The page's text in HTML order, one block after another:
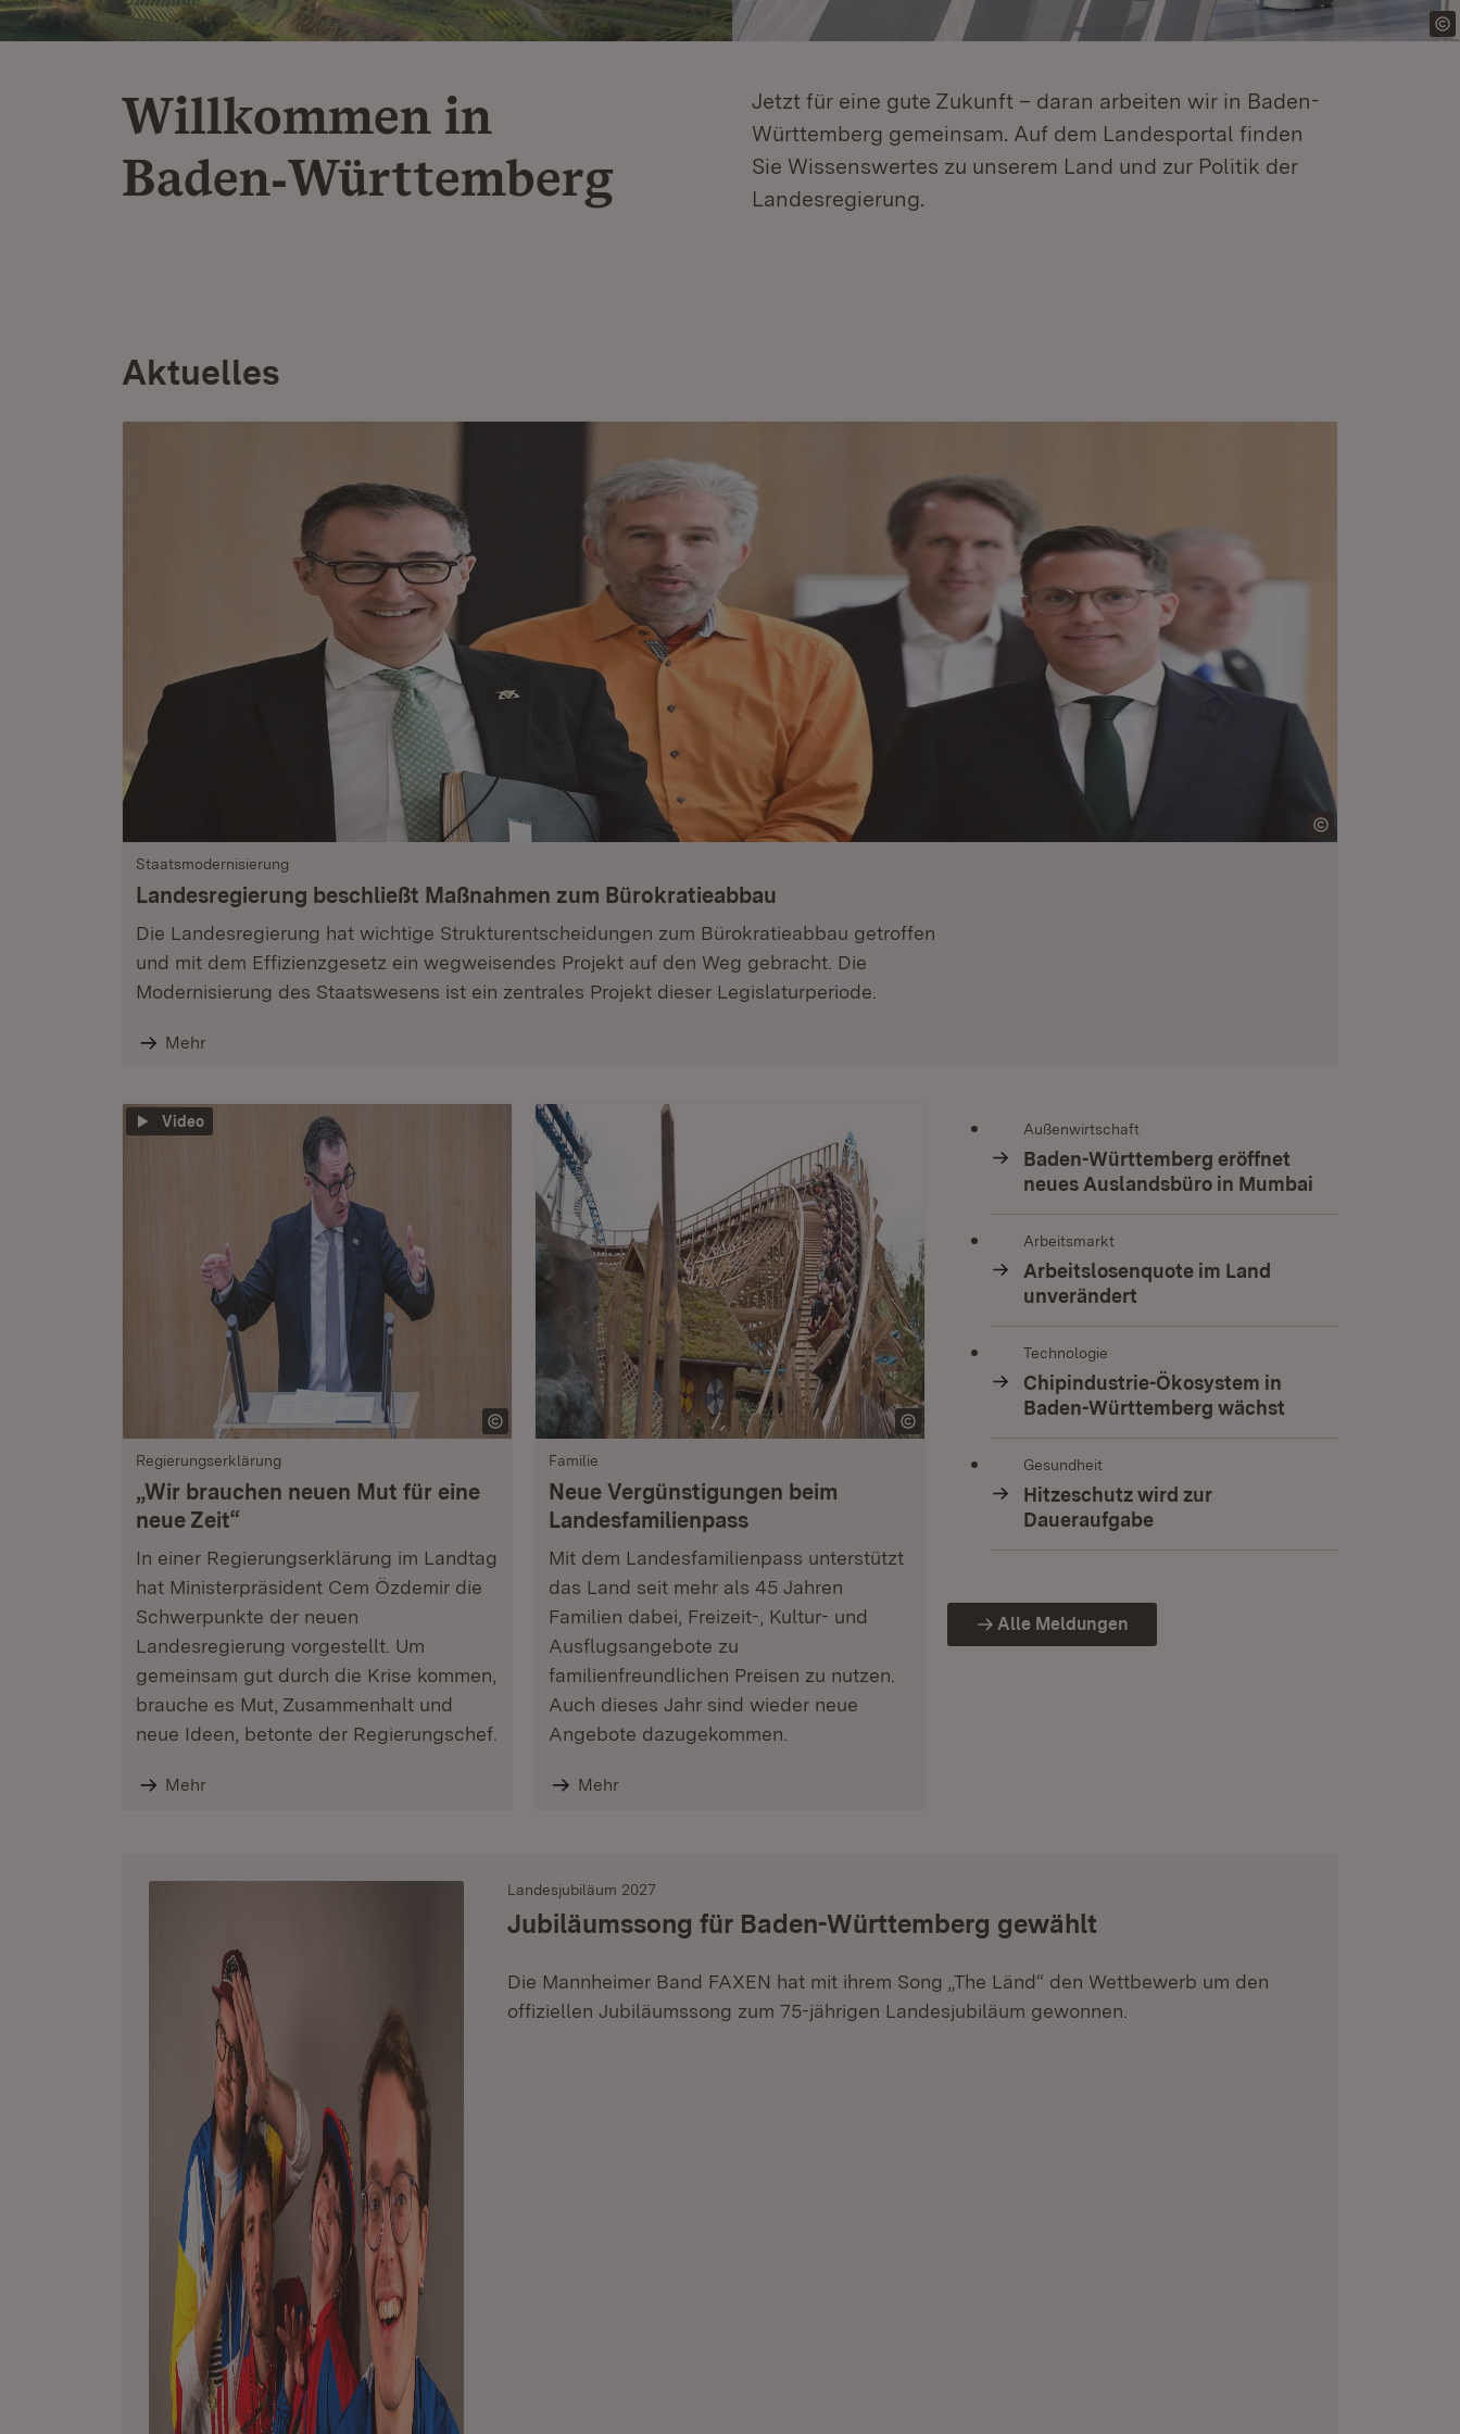
Willkommen in
Baden‑Württemberg
Jetzt für eine gute Zukunft – daran arbeiten wir in Baden-
Württemberg gemeinsam. Auf dem Landesportal finden
Sie Wissenswertes zu unserem Land und zur Politik der
Landesregierung.
Aktuelles
Staatsmodernisierung
Landesregierung beschließt Maßnahmen zum Bürokratieabbau
Die Landesregierung hat wichtige Strukturentscheidungen zum Bürokratieabbau getroffen
und mit dem Effizienzgesetz ein wegweisendes Projekt auf den Weg gebracht. Die
Modernisierung des Staatswesens ist ein zentrales Projekt dieser Legislaturperiode.
Mehr
Video
Regierungserklärung
„Wir brauchen neuen Mut für eine
neue Zeit“
In einer Regierungserklärung im Landtag
hat Ministerpräsident Cem Özdemir die
Schwerpunkte der neuen
Landesregierung vorgestellt. Um
gemeinsam gut durch die Krise kommen,
brauche es Mut, Zusammenhalt und
neue Ideen, betonte der Regierungschef.
Mehr
Familie
Neue Vergünstigungen beim
Landesfamilienpass
Mit dem Landesfamilienpass unterstützt
das Land seit mehr als 45 Jahren
Familien dabei, Freizeit-, Kultur- und
Ausflugsangebote zu
familienfreundlichen Preisen zu nutzen.
Auch dieses Jahr sind wieder neue
Angebote dazugekommen.
Mehr
Außenwirtschaft
Baden-Württemberg eröffnet
neues Auslandsbüro in Mumbai
Arbeitsmarkt
Arbeitslosenquote im Land
unverändert
Technologie
Chipindustrie-Ökosystem in
Baden-Württemberg wächst
Gesundheit
Hitzeschutz wird zur
Daueraufgabe
Alle Meldungen
Landesjubiläum 2027
Jubiläumssong für Baden-Württemberg gewählt
Die Mannheimer Band FAXEN hat mit ihrem Song „The Länd“ den Wettbewerb um den
offiziellen Jubiläumssong zum 75-jährigen Landesjubiläum gewonnen.